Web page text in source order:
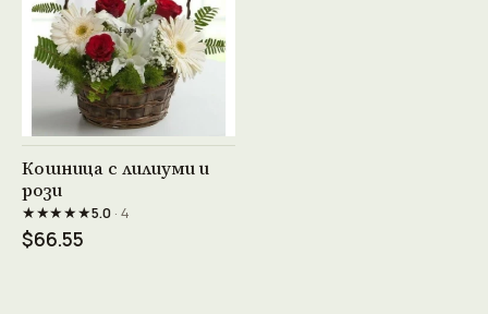
Виж продукта →
Кошница с лилиуми и
рози
★★★★★5.0· 4
$66.55